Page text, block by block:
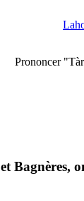
Prononcer
Bagnères,